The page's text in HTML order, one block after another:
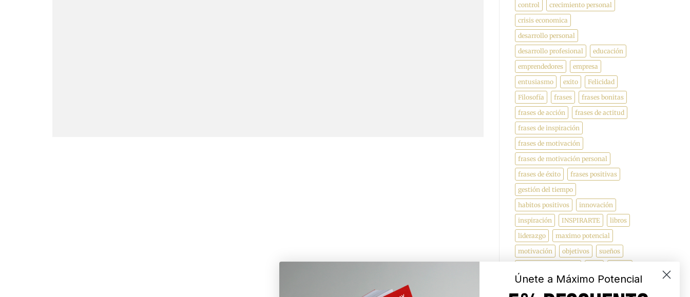
control
crecimiento personal
crisis economica
desarrollo personal
desarrollo profesional
educación
emprendedores
empresa
entusiasmo
exito
Felicidad
Filosofía
frases
frases bonitas
frases de acción
frases de actitud
frases de inspiración
frases de motivación
frases de motivación personal
frases de éxito
frases positivas
gestión del tiempo
habitos positivos
innovación
inspiración
INSPIRARTE
libros
liderazgo
maximo potencial
motivación
objetivos
sueños
Únete a Máximo Potencial